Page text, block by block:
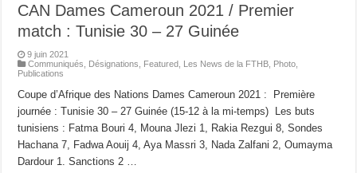
CAN Dames Cameroun 2021 / Premier
match : Tunisie 30 – 27 Guinée
9 juin 2021
Communiqués
Désignations Featured Les News de la FTHB Photo
Publications
Coupe d’Afrique des Nations Dames Cameroun 2021 : Première
journée : Tunisie 30 – 27 Guinée (15-12 à la mi-temps) Les buts
tunisiens : Fatma Bouri 4, Mouna Jlezi 1, Rakia Rezgui 8, Sondes
Hachana 7, Fadwa Aouij 4, Aya Massri 3, Nada Zalfani 2, Oumayma
Dardour 1. Sanctions 2 …